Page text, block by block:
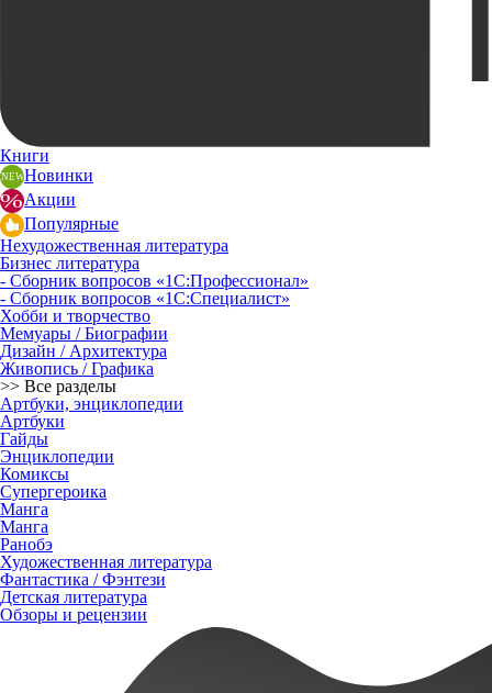
Книги
Новинки
Акции
Популярные
Нехудожественная литература
Бизнес литература
- Сборник вопросов «1С:Профессионал»
- Сборник вопросов «1С:Специалист»
Хобби и творчество
Мемуары / Биографии
Дизайн / Архитектура
Живопись / Графика
>> Все разделы
Артбуки, энциклопедии
Артбуки
Гайды
Энциклопедии
Комиксы
Супергероика
Манга
Манга
Ранобэ
Художественная литература
Фантастика / Фэнтези
Детская литература
Обзоры и рецензии